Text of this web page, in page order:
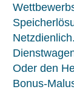
Oder den
Bonus-